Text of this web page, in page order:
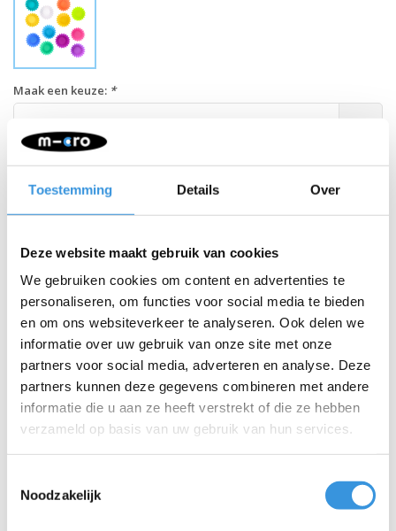
Toestemming Details Over
Deze website maakt gebruik van cookies
We gebruiken cookies om content en advertenties te
personaliseren, om functies voor social media te bieden
en om ons websiteverkeer te analyseren. Ook delen we
informatie over uw gebruik van onze site met onze
partners voor social media, adverteren en analyse. Deze
partners kunnen deze gegevens combineren met andere
informatie die u aan ze heeft verstrekt of die ze hebben
verzameld op basis van uw gebruik van hun services.
Noodzakelijk
Maak een keuze: *
Gratis verzending vanaf €60
Scheidt porties op een vrolijke manier!
Scheid voedsel in een lunchbox - op een heldere, leuke manier!
Pak meer variatie in - snacks, dipsauzen, sauzen en bijgerechten,
allemaal in perfecte porties om hongerige buikjes te vullen.
Onze unieke flexibele zigzagranden passen in verschillende
formaten lunchtrommels.